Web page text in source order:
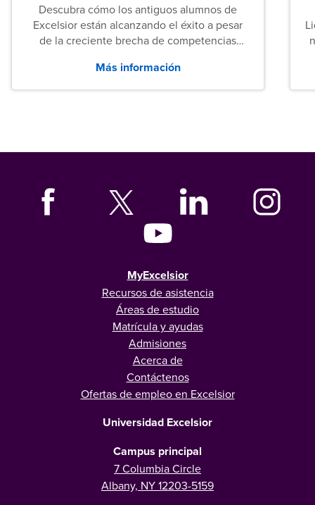
Descubra cómo los antiguos alumnos de
Excelsior están alcanzando el éxito a pesar
de la creciente brecha de competencias
tanto las empresas como los recién
graduados en todo Estados Unidos.
Más información
MyExcelsior
Recursos de asistencia
Áreas de estudio
Matrícula y ayudas
Admisiones
Acerca de
Contáctenos
Ofertas de empleo en Excelsior
Universidad Excelsior
Campus principal
7 Columbia Circle
Albany, NY 12203-5159